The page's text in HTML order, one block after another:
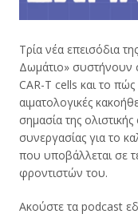
Τρία νέα επεισόδια
Δωμάτιο» συστήνουν
CAR-T cells και το
αιματολογικές
σημασία της
συνεργασίας για το
που υποβάλλεται σε
φροντιστών του.
Ακούστε τα podcast